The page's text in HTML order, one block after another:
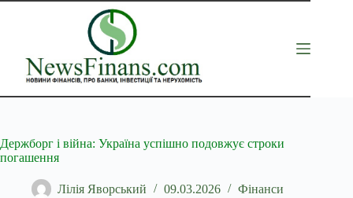
Перейти
Держборг і війна: Україна успішно подовжує строки
погашення
Лілія Яворський 09.03.2026 Фінанси